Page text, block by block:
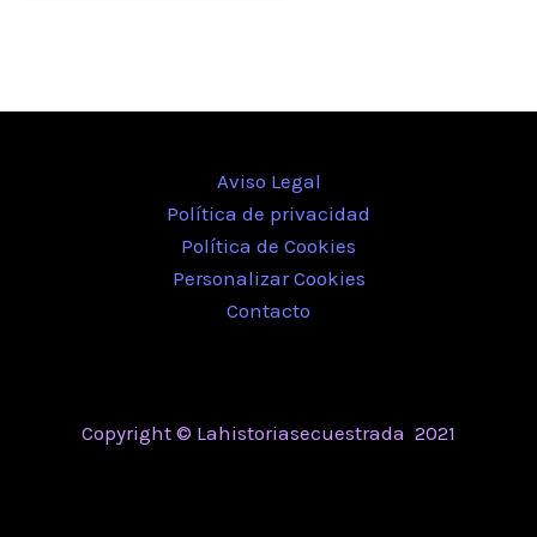
Aviso Legal
Política de privacidad
Política de Cookies
Personalizar Cookies
Contacto
Copyright © Lahistoriasecuestrada 2021